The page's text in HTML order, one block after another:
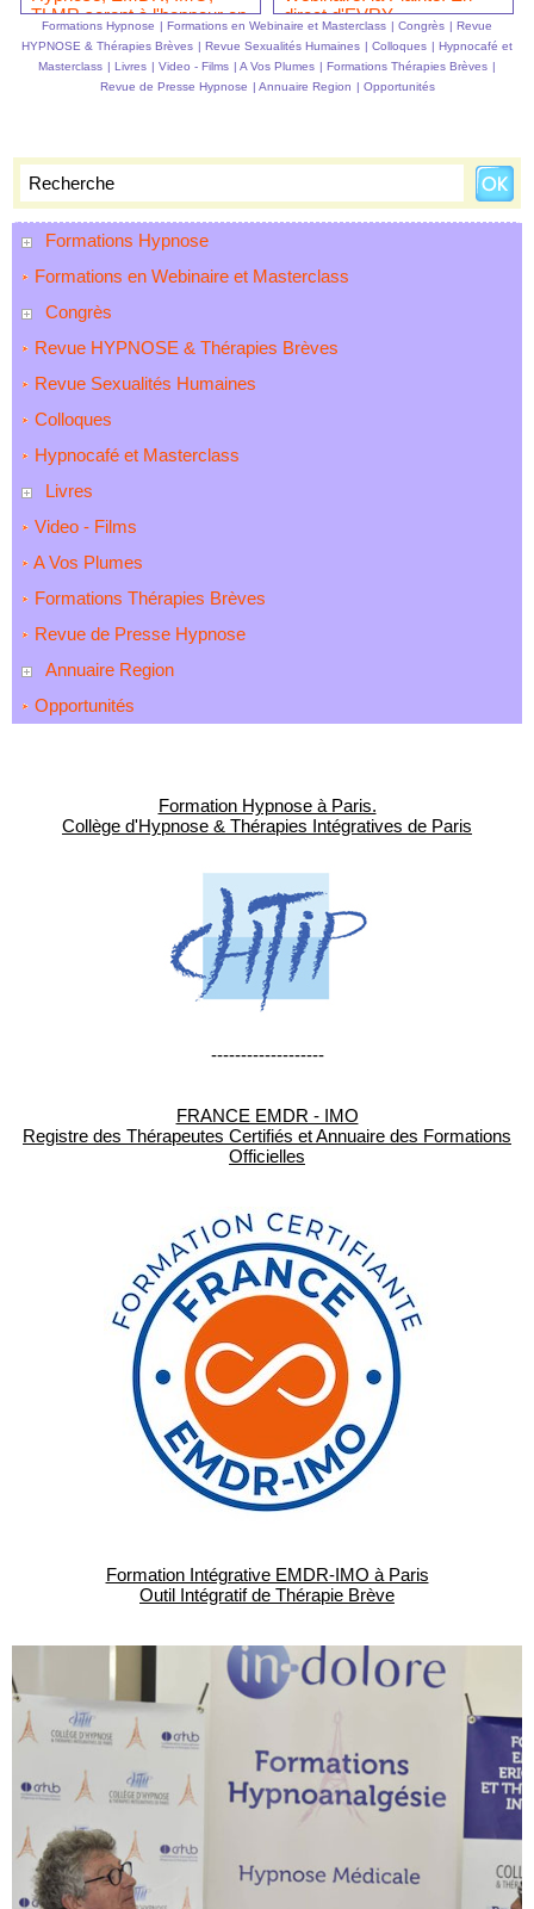
Formations Hypnose
Formations en Webinaire et Masterclass
Congrès
Revue HYPNOSE & Thérapies Brèves
Revue Sexualités Humaines
Colloques
Hypnocafé et Masterclass
Livres
Video - Films
A Vos Plumes
Formations Thérapies Brèves
Revue de Presse Hypnose
Annuaire Region
Opportunités
Formation Hypnose à Paris.
Collège d'Hypnose & Thérapies Intégratives de Paris
-------------------
FRANCE EMDR - IMO
Registre des Thérapeutes Certifiés et Annuaire des Formations
Officielles
Formation Intégrative EMDR-IMO à Paris
Outil Intégratif de Thérapie Brève
TLMR seront à l'honneur en
Mars.
direct d'EVRY.
Formations Hypnose | Formations en Webinaire et Masterclass | Congrès | Revue
HYPNOSE & Thérapies Brèves | Revue Sexualités Humaines | Colloques | Hypnocafé et
Masterclass | Livres | Video - Films | A Vos Plumes | Formations Thérapies Brèves |
Revue de Presse Hypnose | Annuaire Region | Opportunités